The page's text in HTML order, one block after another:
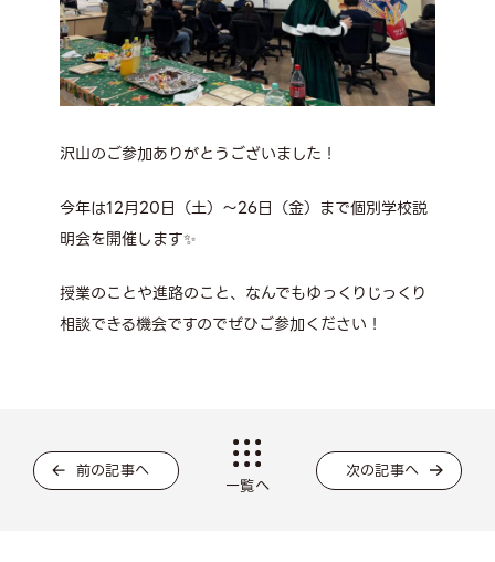
沢山のご参加ありがとうございました！
今年は12月20日（土）～26日（金）まで個別学校説
明会を開催します✨
授業のことや進路のこと、なんでもゆっくりじっくり
相談できる機会ですのでぜひご参加ください！
前の記事へ
一覧へ
次の記事へ